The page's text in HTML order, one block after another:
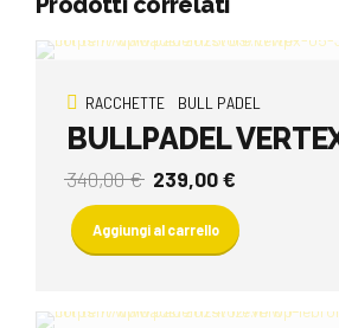
RACCHETTE BULL PADEL
BULLPADEL
340,00€ Il
prezzo
originale
era:
239,00€
attuale
è:
Aggiungi al carrello